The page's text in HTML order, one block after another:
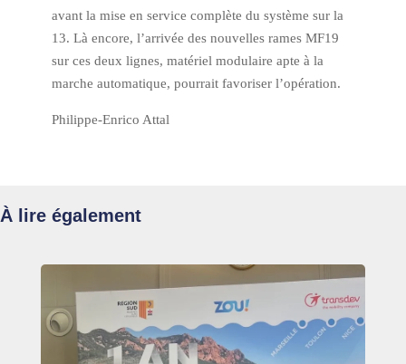
avant la mise en service complète du système sur la
13. Là encore, l’arrivée des nouvelles rames MF19
sur ces deux lignes, matériel modulaire apte à la
marche automatique, pourrait favoriser l’opération.
Philippe-Enrico Attal
À lire également